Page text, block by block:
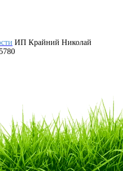
ИП Крайний Николай